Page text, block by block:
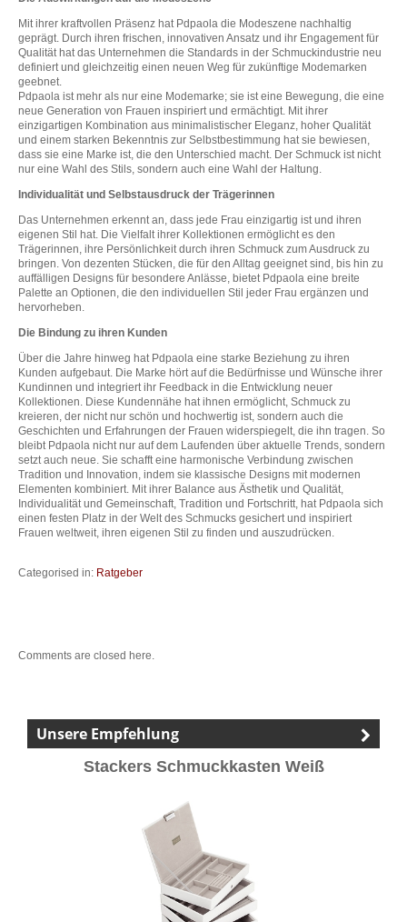
Mit ihrer kraftvollen Präsenz hat Pdpaola die Modeszene nachhaltig
geprägt. Durch ihren frischen, innovativen Ansatz und ihr Engagement für
Qualität hat das Unternehmen die Standards in der Schmuckindustrie neu
definiert und gleichzeitig einen neuen Weg für zukünftige Modemarken
geebnet.
Pdpaola ist mehr als nur eine Modemarke; sie ist eine Bewegung, die eine
neue Generation von Frauen inspiriert und ermächtigt. Mit ihrer
einzigartigen Kombination aus minimalistischer Eleganz, hoher Qualität
und einem starken Bekenntnis zur Selbstbestimmung hat sie bewiesen,
dass sie eine Marke ist, die den Unterschied macht. Der Schmuck ist nicht
nur eine Wahl des Stils, sondern auch eine Wahl der Haltung.
Individualität und Selbstausdruck der Trägerinnen
Das Unternehmen erkennt an, dass jede Frau einzigartig ist und ihren
eigenen Stil hat. Die Vielfalt ihrer Kollektionen ermöglicht es den
Trägerinnen, ihre Persönlichkeit durch ihren Schmuck zum Ausdruck zu
bringen. Von dezenten Stücken, die für den Alltag geeignet sind, bis hin zu
auffälligen Designs für besondere Anlässe, bietet Pdpaola eine breite
Palette an Optionen, die den individuellen Stil jeder Frau ergänzen und
hervorheben.
Die Bindung zu ihren Kunden
Über die Jahre hinweg hat Pdpaola eine starke Beziehung zu ihren
Kunden aufgebaut. Die Marke hört auf die Bedürfnisse und Wünsche ihrer
Kundinnen und integriert ihr Feedback in die Entwicklung neuer
Kollektionen. Diese Kundennähe hat ihnen ermöglicht, Schmuck zu
kreieren, der nicht nur schön und hochwertig ist, sondern auch die
Geschichten und Erfahrungen der Frauen widerspiegelt, die ihn tragen. So
bleibt Pdpaola nicht nur auf dem Laufenden über aktuelle Trends, sondern
setzt auch neue. Sie schafft eine harmonische Verbindung zwischen
Tradition und Innovation, indem sie klassische Designs mit modernen
Elementen kombiniert. Mit ihrer Balance aus Ästhetik und Qualität,
Individualität und Gemeinschaft, Tradition und Fortschritt, hat Pdpaola sich
einen festen Platz in der Welt des Schmucks gesichert und inspiriert
Frauen weltweit, ihren eigenen Stil zu finden und auszudrücken.
Categorised in: Ratgeber
Comments are closed here.
Unsere Empfehlung
Stackers Schmuckkasten Weiß